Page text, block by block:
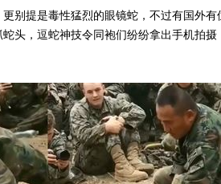
别提是毒性猛烈的眼镜蛇，不过有国外有
头，逗蛇神技令同袍们纷纷拿出手机拍摄